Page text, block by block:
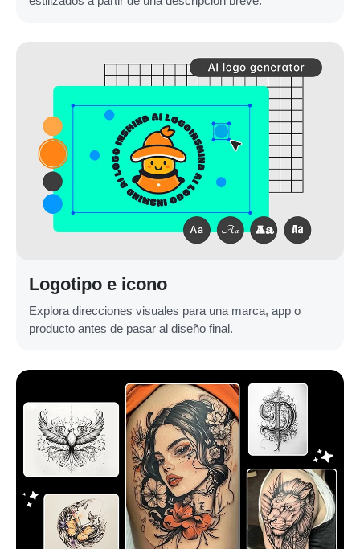
Logotipo e icono
Explora direcciones visuales para una marca, app o
producto antes de pasar al diseño final.